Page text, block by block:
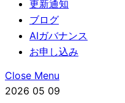
更新通知
ブログ
AIガバナンス
お申し込み
Close Menu
2026 05 09